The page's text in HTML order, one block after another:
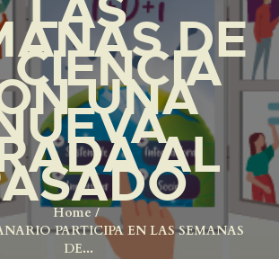
DE
UNA
AL
Home
PARTICIPA EN LAS SEMANAS
DE...